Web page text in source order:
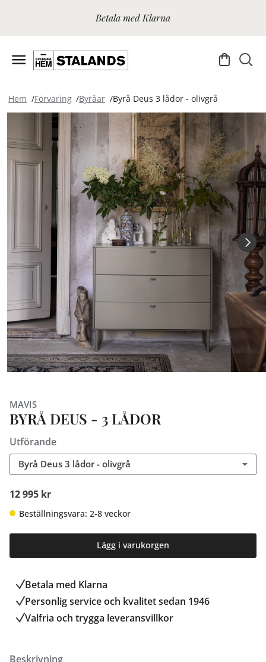
Betala med Klarna
Hem Förvaring Byråar Byrå Deus 3 lådor - olivgrå
MAVIS
BYRÅ DEUS - 3 LÅDOR
Utförande
Byrå Deus 3 lådor - olivgrå
12 995 kr
Beställningsvara: 2-8 veckor
Lägg i varukorgen
Betala med Klarna
Personlig service och kvalitet sedan 1946
Valfria och trygga leveransvillkor
Beskrivning